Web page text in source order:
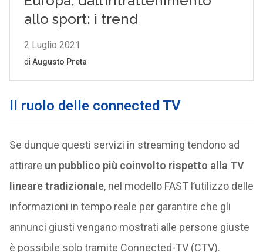
Il ruolo delle connected TV
Se dunque questi servizi in streaming tendono ad
attirare un pubblico più coinvolto rispetto alla TV
lineare tradizionale, nel modello FAST l’utilizzo delle
informazioni in tempo reale per garantire che gli
annunci giusti vengano mostrati alle persone giuste
è possibile solo tramite Connected-TV (CTV).